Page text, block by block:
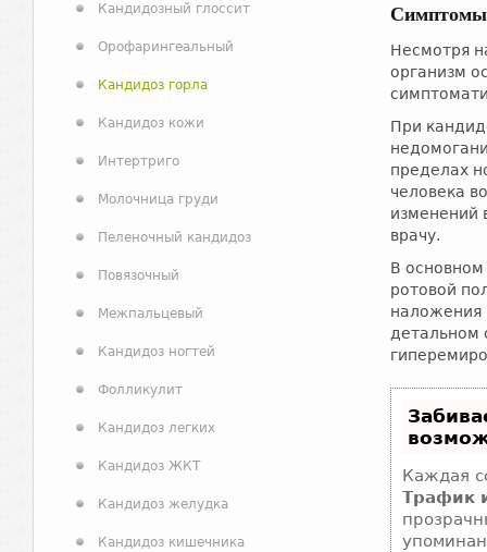
Кандидозный глоссит
Орофарингеальный
Кандидоз горла
Кандидоз кожи
Интертриго
Молочница груди
Пеленочный кандидоз
Повязочный
Межпальцевый
Кандидоз ногтей
Фолликулит
Кандидоз легких
Кандидоз ЖКТ
Кандидоз желудка
Кандидоз кишечника
Симптомы
Несмотря
организм
При
пределах
человека
изменений
врачу.
В основном
ротовой
наложения
детальном
Каждая
Трафик